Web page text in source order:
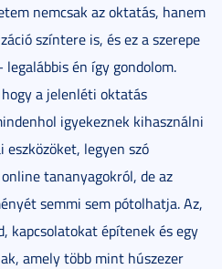
nemcsak az oktatás, hanem
színtere is, és ez a szerepe
én így gondolom.
a jelenléti oktatás
igyekeznek kihasználni
eszközöket, legyen szó
tananyagokról, de az
semmi sem pótolhatja. Az,
kapcsolatokat építenek és egy
amely több mint húszezer